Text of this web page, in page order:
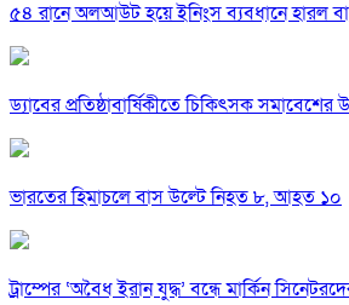
৫৪ রানে অলআউট হয়ে ইনিংস ব্যবধানে হারল
ড্যাবের প্রতিষ্ঠাবার্ষিকীতে চিকিৎসক সমাবেশের
ভারতের হিমাচলে বাস উল্টে নিহত ৮, আহত ১০
ট্রাম্পের ‘অবৈধ ইরান যুদ্ধ’ বন্ধে মার্কিন